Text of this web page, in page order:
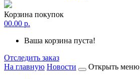
Корзина покупок
00.00 р.
Ваша корзина пуста!
Отследить заказ
На главную Новости
Открыть меню